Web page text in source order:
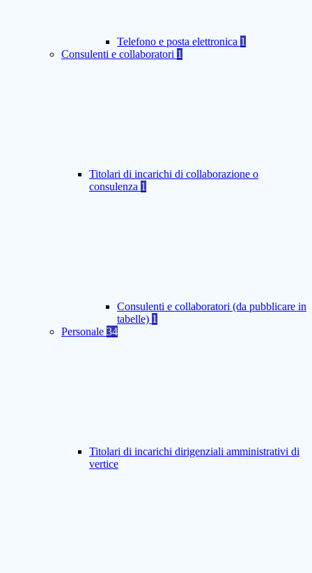
Telefono e posta elettronica 1
Consulenti e collaboratori 1
Titolari di incarichi di collaborazione o
consulenza 1
Consulenti e collaboratori (da pubblicare in
tabelle) 1
Personale 34
Titolari di incarichi dirigenziali amministrativi di
vertice